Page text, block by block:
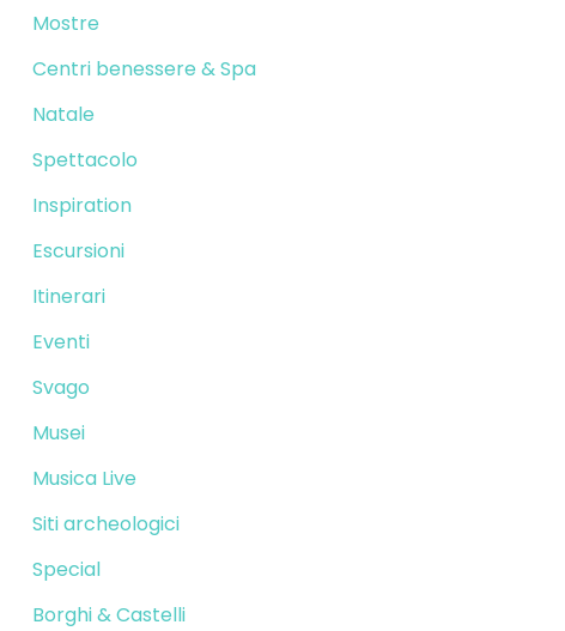
Mostre
Centri benessere & Spa
Natale
Spettacolo
Inspiration
Escursioni
Itinerari
Eventi
Svago
Musei
Musica Live
Siti archeologici
Special
Borghi & Castelli